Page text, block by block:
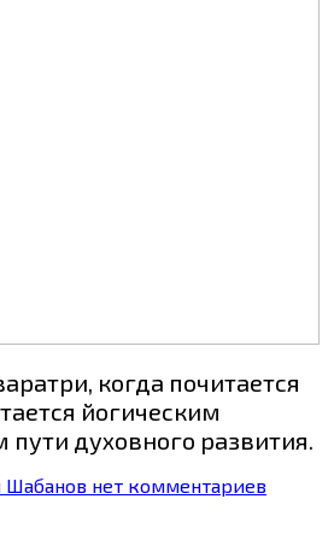
когда почитается
йогическим
пути духовного развития.
Шабанов нет комментариев